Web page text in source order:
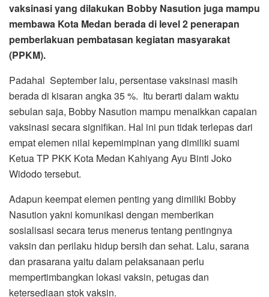
vaksinasi yang dilakukan Bobby Nasution juga mampu
membawa Kota Medan berada di level 2 penerapan
pemberlakuan pembatasan kegiatan masyarakat
(PPKM).
Padahal September lalu, persentase vaksinasi masih
berada di kisaran angka 35 %. Itu berarti dalam waktu
sebulan saja, Bobby Nasution mampu menaikkan capaian
vaksinasi secara signifikan. Hal ini pun tidak terlepas dari
empat elemen nilai kepemimpinan yang dimiliki suami
Ketua TP PKK Kota Medan Kahiyang Ayu Binti Joko
Widodo tersebut.
Adapun keempat elemen penting yang dimiliki Bobby
Nasution yakni komunikasi dengan memberikan
sosialisasi secara terus menerus tentang pentingnya
vaksin dan perilaku hidup bersih dan sehat. Lalu, sarana
dan prasarana yaitu dalam pelaksanaan perlu
mempertimbangkan lokasi vaksin, petugas dan
ketersediaan stok vaksin.